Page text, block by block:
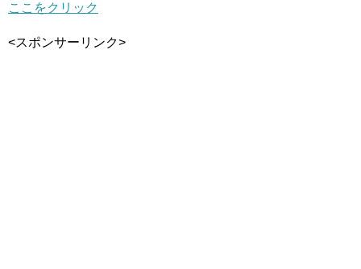
ここをクリック
<スポンサーリンク>